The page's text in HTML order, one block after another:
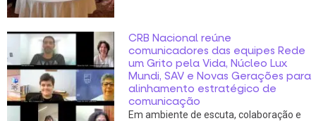
CRB Nacional reúne
comunicadores das equipes Rede
um Grito pela Vida, Núcleo Lux
Mundi, SAV e Novas Gerações para
alinhamento estratégico de
comunicação
Em ambiente de escuta, colaboração e